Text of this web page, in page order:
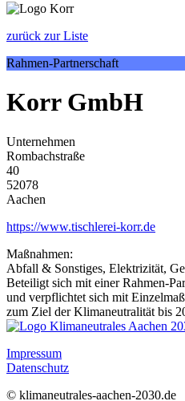
zurück zur Liste
Rahmen-Partnerschaft
Korr GmbH
Unternehmen
Rombachstraße
40
52078
Aachen
https://www.tischlerei-korr.de
Maßnahmen:
Abfall & Sonstiges, Elektrizität,
Beteiligt sich mit einer Rahmen-
und verpflichtet sich mit
zum Ziel der Klimaneutralität bis
Impressum
Datenschutz
© klimaneutrales-aachen-2030.de